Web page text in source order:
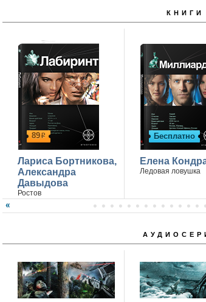
КНИГИ
89р
Лариса Бортникова,
Александра
Давыдова
Ростов
Бесплатно
Елена
Ледовая ловушка